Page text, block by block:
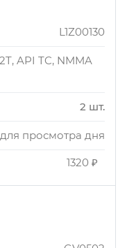
L1Z00130
API TC, NMMA
2 шт.
просмотра дня
1320 ₽